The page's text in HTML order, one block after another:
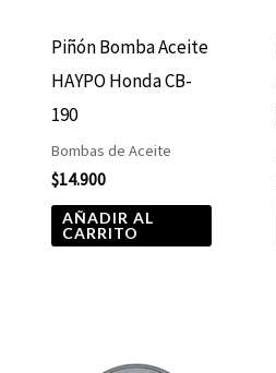
Piñón Bomba Aceite
HAYPO Honda CB-
190
Bombas de Aceite
$14.900
AÑADIR AL
CARRITO